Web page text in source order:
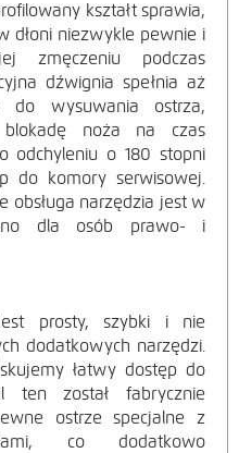
kształt sprawia,
dłoni niezwykle pewnie i
zmęczeniu podczas
dźwignia spełnia aż
do wysuwania ostrza,
noża na czas
odchyleniu o 180 stopni
do komory serwisowej.
obsługa narzędzia jest w
dla osób prawo- i
prosty, szybki i nie
dodatkowych narzędzi.
łatwy dostęp do
ten został fabrycznie
ostrze specjalne z
co dodatkowo